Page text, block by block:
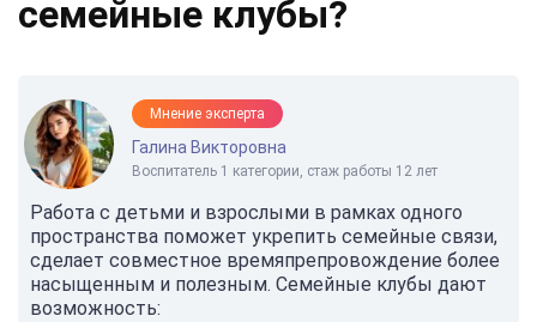
семейные клубы?
Мнение эксперта
Галина Викторовна
Воспитатель 1 категории, стаж работы 12 лет
Работа с детьми и взрослыми в рамках одного
пространства поможет укрепить семейные связи,
сделает совместное времяпрепровождение более
насыщенным и полезным. Семейные клубы дают
возможность: